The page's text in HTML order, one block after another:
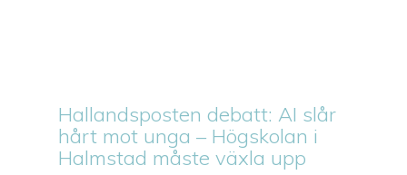
Hallandsposten debatt: AI slår
hårt mot unga – Högskolan i
Halmstad måste växla upp